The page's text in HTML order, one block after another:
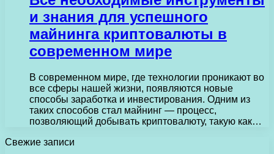
и знания для успешного
майнинга криптовалюты в
современном мире
В современном мире, где технологии проникают во
все сферы нашей жизни, появляются новые
способы заработка и инвестирования. Одним из
таких способов стал майнинг — процесс,
позволяющий добывать криптовалюту, такую как…
Свежие записи